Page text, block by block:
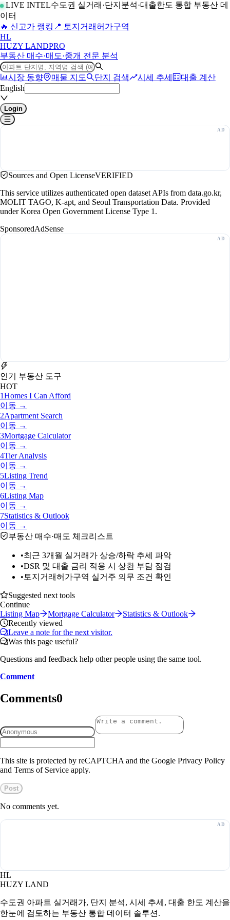
LIVE INTEL수도권 실거래·단지분석·대출한도 통합 부동산 데
이터
🔥 신고가 랭킹 📍 토지거래허가구역
HL
HUZY LANDPRO
부동산 매수·매도·중개 전문 분석
시장 동향 매물 지도 단지 검색 시세 추세
대출 계산
English
Login
Sources and Open LicenseVERIFIED
This service utilizes authenticated open dataset APIs from data.go.kr,
MOLIT TAGO, K-apt, and Seoul Transportation Data. Provided
under Korea Open Government License Type 1.
SponsoredAdSense
인기 부동산 도구
HOT
1Homes I Can Afford
이동 →
2Apartment Search
이동 →
3Mortgage Calculator
이동 →
4Tier Analysis
이동 →
5Listing Trend
이동 →
6Listing Map
이동 →
7Statistics & Outlook
이동 →
부동산 매수·매도 체크리스트
•최근 3개월 실거래가 상승/하락 추세 파악
•DSR 및 대출 금리 적용 시 상환 부담 점검
• 토지거래허가구역 실거주 의무 조건 확인
Suggested next tools
Continue
Listing Map
Mortgage Calculator
Statistics & Outlook
Recently viewed
Leave a note for the next visitor.
Was this page useful?
Questions and feedback help other people using the same tool.
Comment
Comments0
This site is protected by reCAPTCHA and the Google Privacy Policy
and Terms of Service apply.
Post
No comments yet.
HL
HUZY LAND
수도권 아파트 실거래가, 단지 분석, 시세 추세, 대출 한도 계산을
한눈에 검토하는 부동산 통합 데이터 솔루션.